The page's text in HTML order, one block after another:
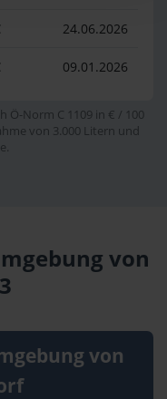
24.06.2026
09.01.2026
Ö-Norm C 1109 in € / 100
von 3.000 Litern und
von
von